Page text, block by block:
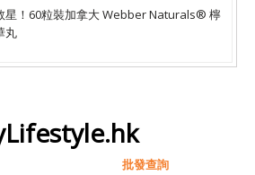
星！60粒裝加拿大 Webber Naturals® 檸
丸
批發查詢